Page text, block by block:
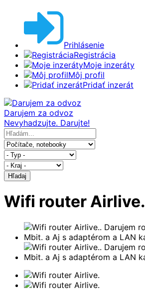
Prihlásenie
Registrácia
Moje inzeráty
Môj profil
Pridať inzerát
Darujem za odvoz
Nevyhadzujte. Darujte!
Hľadaj
Wifi router Airlive.